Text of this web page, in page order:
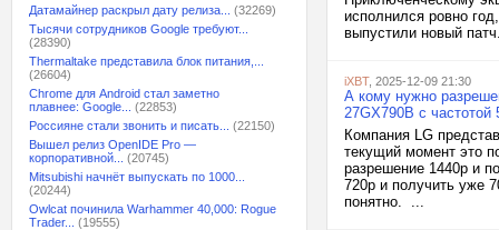
Датамайнер раскрыл дату релиза...
(32269)
Тысячи сотрудников Google требуют...
(28390)
Thermaltake представила блок питания,...
(26604)
Chrome для Android стал заметно
плавнее: Google...
(22853)
Россияне стали звонить и писать...
(22150)
Вышел релиз OpenIDE Pro —
корпоративной...
(20745)
Mitsubishi начнёт выпускать по 1000...
(20244)
Owlcat починила Warhammer 40,000: Rogue
Trader...
(19555)
исполнился ровно
выпустили новый
iXBT, 2025-12-09 21:30
А кому нужно
27GX790B с частотой
Компания LG
текущий момент это
разрешение 1440p и
720p и получить уже
понятно. ...